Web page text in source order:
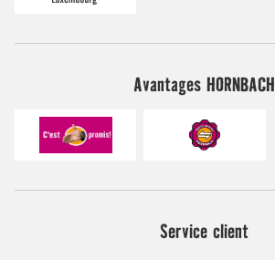
Avantages HORNBACH
Service client